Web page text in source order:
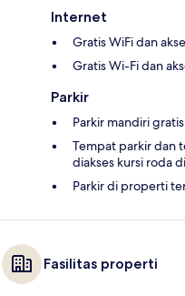
Internet
Gratis WiFi dan
Gratis Wi-Fi dan
Parkir
Parkir mandiri
Tempat parkir dan
diakses kursi roda
Parkir di properti
Fasilitas properti